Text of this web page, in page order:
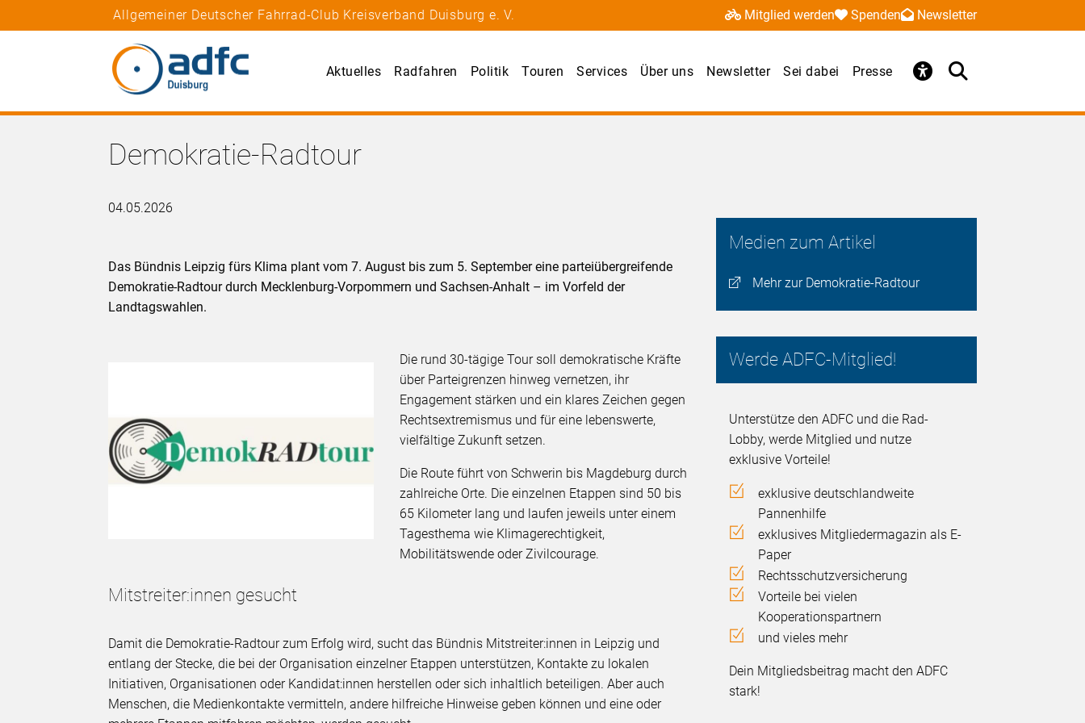
Allgemeiner Deutscher Fahrrad-Club Kreisverband Duisburg e. V. Mitglied werden Spenden Newsletter
Aktuelles Radfahren Politik Touren Services Über uns Newsletter Sei dabei Presse
Demokratie-Radtour
04.05.2026
Medien zum Artikel
Mehr zur Demokratie-Radtour
Werde ADFC-Mitglied!
Unterstütze den ADFC und die Rad-
Lobby, werde Mitglied und nutze
exklusive Vorteile!
exklusive deutschlandweite
Pannenhilfe
exklusives Mitgliedermagazin als E-
Paper
Rechtsschutzversicherung
Vorteile bei vielen
Kooperationspartnern
und vieles mehr
Dein Mitgliedsbeitrag macht den ADFC
stark!
Das Bündnis Leipzig fürs Klima plant vom 7. August bis zum 5. September eine parteiübergreifende
Demokratie-Radtour durch Mecklenburg-Vorpommern und Sachsen-Anhalt – im Vorfeld der
Landtagswahlen.
Die rund 30-tägige Tour soll demokratische Kräfte
über Parteigrenzen hinweg vernetzen, ihr
Engagement stärken und ein klares Zeichen gegen
Rechtsextremismus und für eine lebenswerte,
vielfältige Zukunft setzen.
Die Route führt von Schwerin bis Magdeburg durch
zahlreiche Orte. Die einzelnen Etappen sind 50 bis
65 Kilometer lang und laufen jeweils unter einem
Tagesthema wie Klimagerechtigkeit,
Mobilitätswende oder Zivilcourage.
Mitstreiter:innen gesucht
Damit die Demokratie-Radtour zum Erfolg wird, sucht das Bündnis Mitstreiter:innen in Leipzig und
entlang der Stecke, die bei der Organisation einzelner Etappen unterstützen, Kontakte zu lokalen
Initiativen, Organisationen oder Kandidat:innen herstellen oder sich inhaltlich beteiligen. Aber auch
Menschen, die Medienkontakte vermitteln, andere hilfreiche Hinweise geben können und eine oder